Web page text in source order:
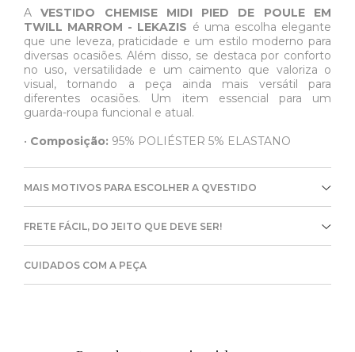
AVESTIDO CHEMISE MIDI PIED DE POULE EM
TWILL MARROM - LEKAZIS é uma escolha elegante
que une leveza, praticidade e um estilo moderno para
diversas ocasiões. Além disso, se destaca por conforto
no uso, versatilidade e um caimento que valoriza o
visual, tornando a peça ainda mais versátil para
diferentes ocasiões. Um item essencial para um
guarda-roupa funcional e atual.
• Composição: 95% POLIÉSTER 5% ELASTANO
MAIS MOTIVOS PARA ESCOLHER A QVESTIDO
FRETE FÁCIL, DO JEITO QUE DEVE SER!
CUIDADOS COM A PEÇA